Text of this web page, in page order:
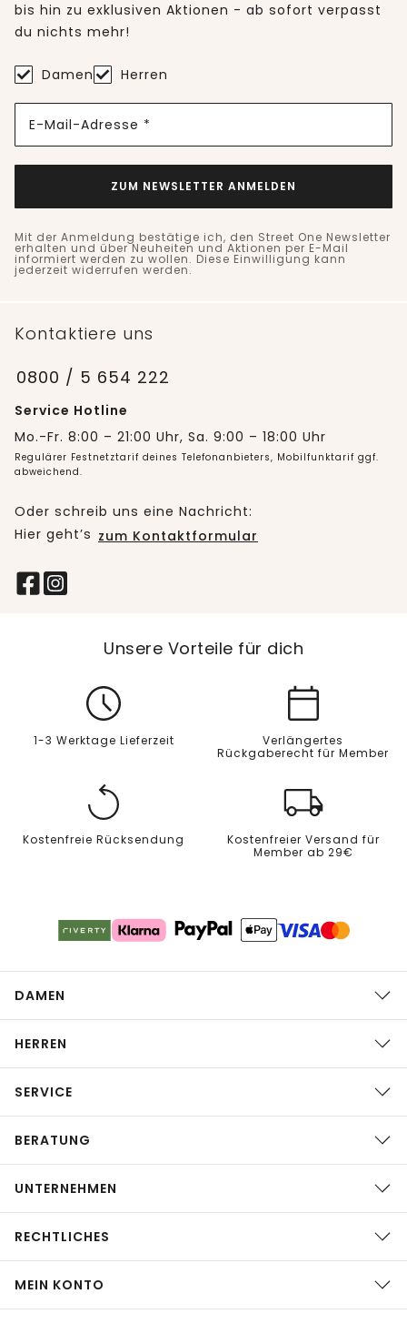
bis hin zu exklusiven Aktionen - ab sofort verpasst
du nichts mehr!
Damen Herren
E-Mail-Adresse *
ZUM NEWSLETTER ANMELDEN
Mit der Anmeldung bestätige ich, den Street One Newsletter
erhalten und über Neuheiten und Aktionen per E-Mail
informiert werden zu wollen. Diese Einwilligung kann
jederzeit widerrufen werden.
Kontaktiere uns
0800 / 5 654 222
Service Hotline
Mo.-Fr. 8:00 – 21:00 Uhr, Sa. 9:00 – 18:00 Uhr
Regulärer Festnetztarif deines Telefonanbieters, Mobilfunktarif ggf.
abweichend.
Oder schreib uns eine Nachricht:
Hier geht’s zum Kontaktformular
Unsere Vorteile für dich
1-3 Werktage Lieferzeit
Verlängertes
Rückgaberecht für Member
Kostenfreie Rücksendung
Kostenfreier Versand für
Member ab 29€
DAMEN
HERREN
SERVICE
BERATUNG
UNTERNEHMEN
RECHTLICHES
MEIN KONTO